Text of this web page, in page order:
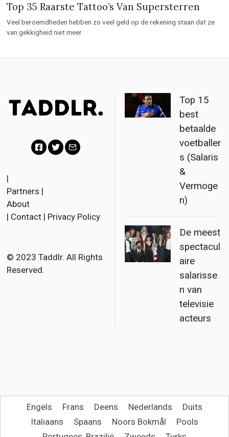
Top 35 Raarste Tattoo’s Van Supersterren
Veel beroemdheden hebben zo veel geld op de rekening staan dat ze
van gekkigheid niet meer
c
o
k
r
l
|
Partners |
About
| Contact | Privacy Policy
© 2023 Taddlr. All Rights
Reserved.
Top 15
best
betaalde
voetballer
s (Salaris
&
Vermoge
n)
De meest
spectacul
aire
salarisse
n van
televisie
acteurs
Engels Frans Deens Nederlands
Duits
Italiaans
Spaans Noors Bokmål
Pools